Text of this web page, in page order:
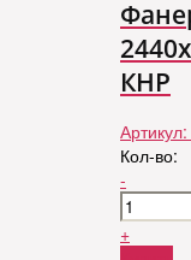
КНР
Артикул:
Кол-во:
-
+